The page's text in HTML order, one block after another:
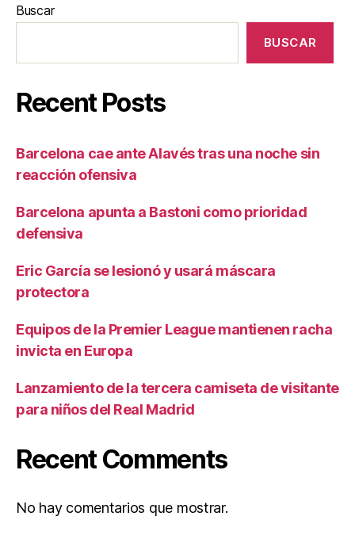
Buscar
BUSCAR
Recent Posts
Barcelona cae ante Alavés tras una noche sin
reacción ofensiva
Barcelona apunta a Bastoni como prioridad
defensiva
Eric García se lesionó y usará máscara
protectora
Equipos de la Premier League mantienen racha
invicta en Europa
Lanzamiento de la tercera camiseta de visitante
para niños del Real Madrid
Recent Comments
No hay comentarios que mostrar.